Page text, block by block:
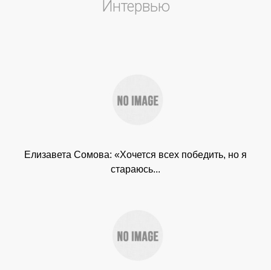
Интервью
Елизавета Сомова: «Хочется всех победить, но я
стараюсь...